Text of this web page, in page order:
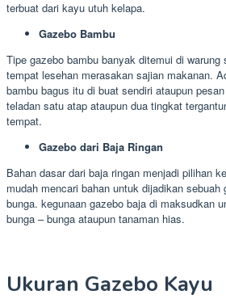
terbuat dari kayu utuh kelapa.
Gazebo Bambu
Tipe gazebo bambu banyak ditemui di warung
tempat lesehan merasakan sajian makanan.
bambu bagus itu di buat sendiri ataupun
teladan satu atap ataupun dua tingkat
tempat.
Gazebo dari Baja Ringan
Bahan dasar dari baja ringan menjadi pilihan
mudah mencari bahan untuk dijadikan
bunga. kegunaan gazebo baja di maksudkan
bunga – bunga ataupun tanaman hias.
Ukuran Gazebo Kayu